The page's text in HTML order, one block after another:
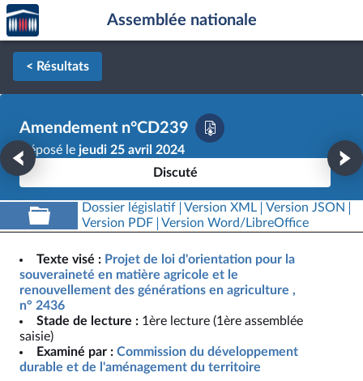
Aller au contenu
Aller en bas de la page
Accèder
à la
page
d'accueil
Assemblée nationale
< Résultats
Amendement n°CD239
Déposé le jeudi 25 avril 2024
Discuté
Dossier législatif Version XML
Version JSON
Version PDF
Version Word/LibreOffice
Texte visé : Projet de loi d'orientation pour la
souveraineté en matière agricole et le
renouvellement des générations en agriculture ,
n° 2436
Stade de lecture : 1ère lecture (1ère assemblée
saisie)
Examiné par : Commission du développement
durable et de l'aménagement du territoire